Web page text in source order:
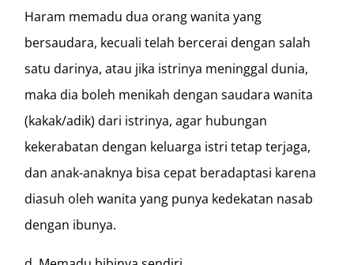
Haram memadu dua orang wanita yang
bersaudara, kecuali telah bercerai dengan salah
satu darinya, atau jika istrinya meninggal dunia,
maka dia boleh menikah dengan saudara wanita
(kakak/adik) dari istrinya, agar hubungan
kekerabatan dengan keluarga istri tetap terjaga,
dan anak-anaknya bisa cepat beradaptasi karena
diasuh oleh wanita yang punya kedekatan nasab
dengan ibunya.